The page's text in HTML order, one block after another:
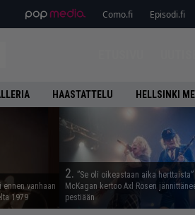
Como.fi Episodi.fi
HAASTATTELU HELLSINKI
vanhaan
1979
2. ”Se oli oikeastaan aika
McKagan kertoo Axl Rosen
pestiään